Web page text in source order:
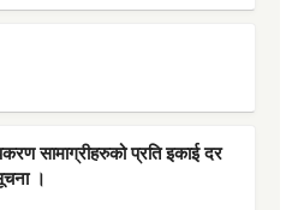
सामाग्रीहरुको प्रति इकाई दर
।